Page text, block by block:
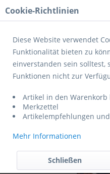
Menü
Übersicht
blau/orange
Cookie-Richtlinien
Diese Website verwendet
Funktionalität bieten zu
einverstanden sein solltest,
Funktionen nicht zur
Artikel in den Warenkorb
Merkzettel
Artikelempfehlungen
Mehr Informationen
Schließen